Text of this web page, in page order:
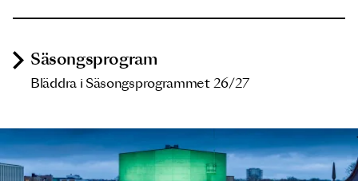
Säsongsprogram
Bläddra i Säsongsprogrammet 26/27